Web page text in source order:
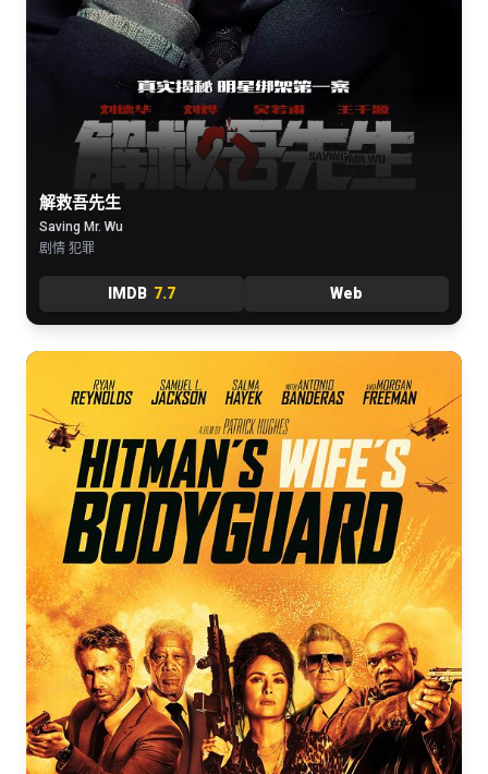
解救吾先生
Saving Mr. Wu
剧情 犯罪
IMDB 7.7 Web